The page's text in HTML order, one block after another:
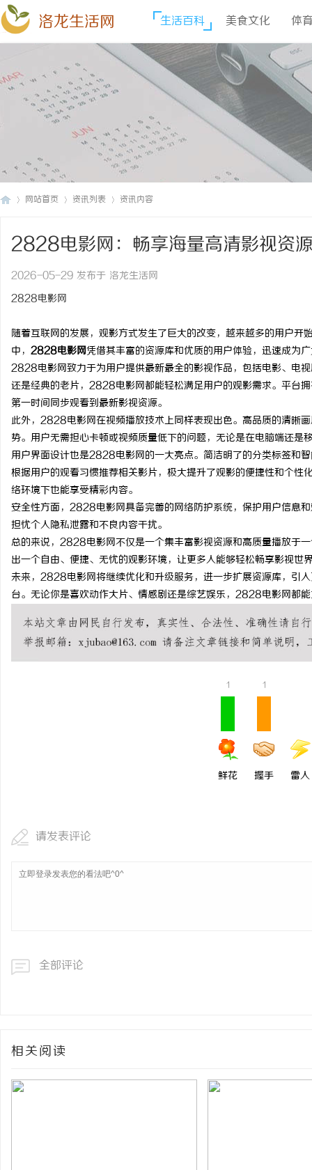
洛龙生活网 生活百科 美食文化 体
网站首页 资讯列表 资讯内容
2828电影网：畅享海量高清影视资
2026-05-29 发布于 洛龙生活网
2828电影网
随着互联网的发展，观影方式发生了巨大的改变，越来越多的用户
中， 2828电影网凭借其丰富的资源库和优质的用户体验，迅速成为
2828电影网致力于为用户提供最新最全的影视作品，包括电影、电
还是经典的老片，2828电影网都能轻松满足用户的观影需求。平台
第一时间同步观看到最新影视资源。
此外，2828电影网在视频播放技术上同样表现出色。高品质的清晰
势。用户无需担心卡顿或视频质量低下的问题，无论是在电脑端还是
用户界面设计也是2828电影网的一大亮点。简洁明了的分类标签和
根据用户的观看习惯推荐相关影片，极大提升了观影的便捷性和个
络环境下也能享受精彩内容。
安全性方面，2828电影网具备完善的网络防护系统，保护用户信息
担忧个人隐私泄露和不良内容干扰。
总的来说，2828电影网不仅是一个集丰富影视资源和高质量播放于
出一个自由、便捷、无忧的观影环境，让更多人能够轻松畅享影视世
未来，2828电影网将继续优化和升级服务，进一步扩展资源库，引
台。无论你是喜欢动作大片、情感剧还是综艺娱乐，2828电影网都
1
鲜花
1
握手 雷人
请发表评论
全部评论
相关阅读
揭秘！专业充电桩项目